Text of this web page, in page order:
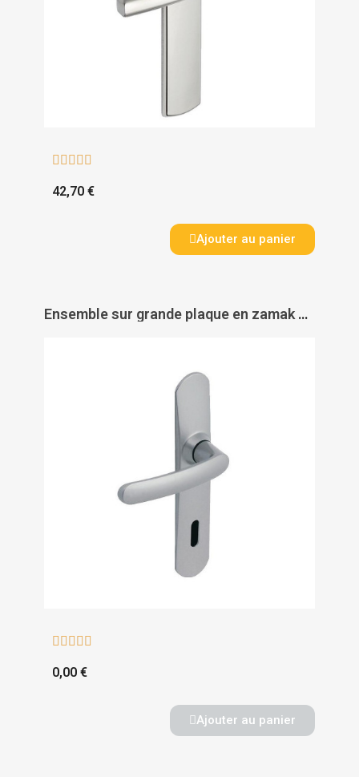
    
42,70 €
Ajouter au panier
Ensemble sur grande plaque en zamak chromé satin - SLIM - VACHETTE ASSA ABLOY
    
0,00 €
Ajouter au panier